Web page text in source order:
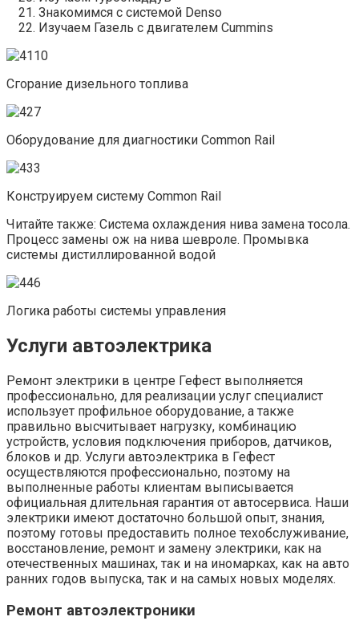
Знакомимся с системой Denso
Изучаем Газель с двигателем Cummins
Сгорание дизельного топлива
Оборудование для диагностики Common Rail
Конструируем систему Common Rail
Читайте также: Система охлаждения нива замена тосола.
Процесс замены ож на нива шевроле. Промывка
системы дистиллированной водой
Логика работы системы управления
Услуги автоэлектрика
Ремонт электрики в центре Гефест выполняется
профессионально, для реализации услуг специалист
использует профильное оборудование, а также
правильно высчитывает нагрузку, комбинацию
устройств, условия подключения приборов, датчиков,
блоков и др. Услуги автоэлектрика в Гефест
осуществляются профессионально, поэтому на
выполненные работы клиентам выписывается
официальная длительная гарантия от автосервиса. Наши
электрики имеют достаточно большой опыт, знания,
поэтому готовы предоставить полное техобслуживание,
восстановление, ремонт и замену электрики, как на
отечественных машинах, так и на иномарках, как на авто
ранних годов выпуска, так и на самых новых моделях.
Ремонт автоэлектроники